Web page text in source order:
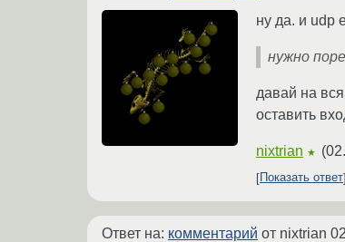
ну да. и udp
нужно
давай на
оставить
nixtrian ★ (
Показать ответ
Ответ на: комментарий от nixtrian